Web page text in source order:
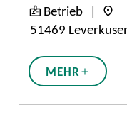
Betrieb
51469
MEHR